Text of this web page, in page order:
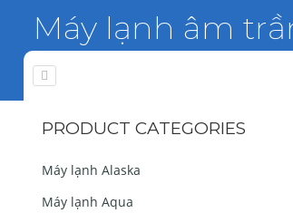
Máy lạnh âm
Home
PRODUCT CATEGORIES
Máy lạnh Alaska
Máy lạnh Aqua